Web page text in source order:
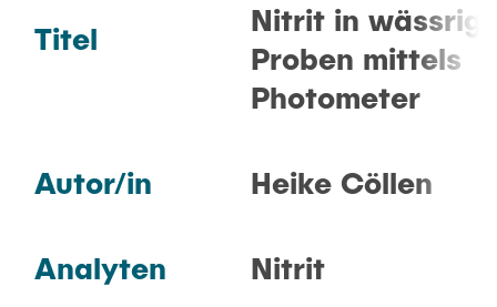
PRAKTIKUM
Titel
Nitrit in
Proben mittels
Photometer
Autor/in Heike Cöllen
Analyten Nitrit